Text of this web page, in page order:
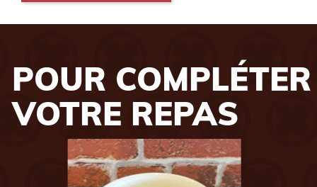
POUR COMPLÉTER
VOTRE REPAS